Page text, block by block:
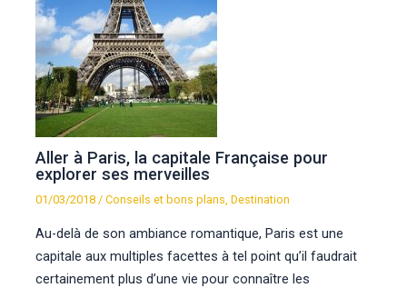
Aller à Paris, la capitale Française pour
explorer ses merveilles
01/03/2018/Conseils et bons plans,Destination
Au-delà de son ambiance romantique, Paris est une
capitale aux multiples facettes à tel point qu’il faudrait
certainement plus d’une vie pour connaître les